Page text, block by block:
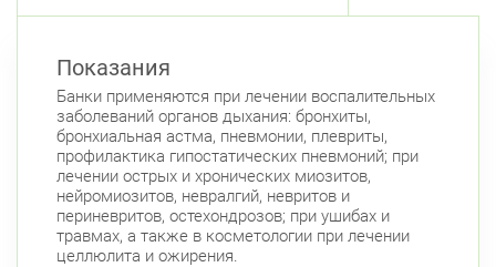
Показания
Банки применяются при лечении воспалительных
заболеваний органов дыхания: бронхиты,
бронхиальная астма, пневмонии, плевриты,
профилактика гипостатических пневмоний; при
лечении острых и хронических миозитов,
нейромиозитов, невралгий, невритов и
периневритов, остехондрозов; при ушибах и
травмах, а также в косметологии при лечении
целлюлита и ожирения.